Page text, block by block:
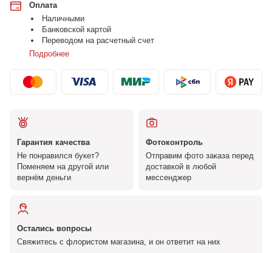
Оплата
Наличными
Банковской картой
Переводом на расчетный счет
Подробнее
Гарантия качества
Не понравился букет?
Поменяем на другой или
вернём деньги
Фотоконтроль
Отправим фото заказа перед
доставкой в любой
мессенджер
Остались вопросы
Свяжитесь с флористом магазина, и он ответит на них